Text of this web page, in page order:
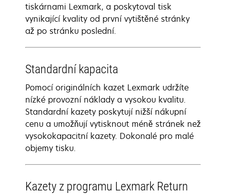
tiskárnami Lexmark, a poskytoval tisk
vynikající kvality od první vytištěné stránky
až po stránku poslední.
Standardní kapacita
Pomocí originálních kazet Lexmark udržíte
nízké provozní náklady a vysokou kvalitu.
Standardní kazety poskytují nižší nákupní
cenu a umožňují vytisknout méně stránek než
vysokokapacitní kazety. Dokonalé pro malé
objemy tisku.
Kazety z programu Lexmark Return